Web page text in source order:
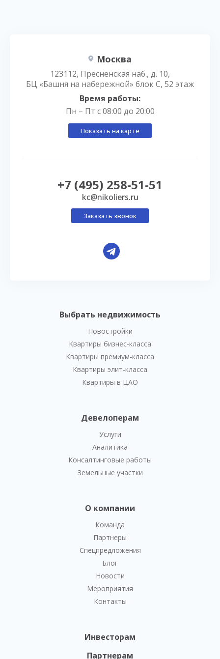
Выбрать недвижимость
Новостройки
Квартиры бизнес-класса
Квартиры премиум-класса
Квартиры элит-класса
Квартиры в ЦАО
Девелоперам
Услуги
Аналитика
Консалтинговые работы
Земельные участки
О компании
Команда
Партнеры
Спецпредложения
Блог
Новости
Мероприятия
Контакты
Инвесторам
Партнерам
Москва
123112, Пресненская наб., д. 10,
БЦ «Башня на набережной» блок С, 52 этаж
Время работы:
Пн – Пт с 08:00 до 20:00
Показать на карте
+7 (495) 258-51-51
kc@nikoliers.ru
Заказать звонок